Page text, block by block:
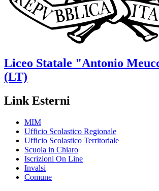
Liceo Statale "Antonio
(LT)
Link Esterni
MIM
Ufficio Scolastico Regionale
Ufficio Scolastico Territoriale
Scuola in Chiaro
Iscrizioni On Line
Invalsi
Comune